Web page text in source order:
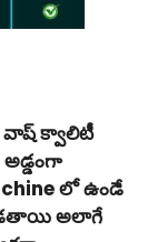
వాష్ క్వాలిటీ
లో ఉండే
అలాగే